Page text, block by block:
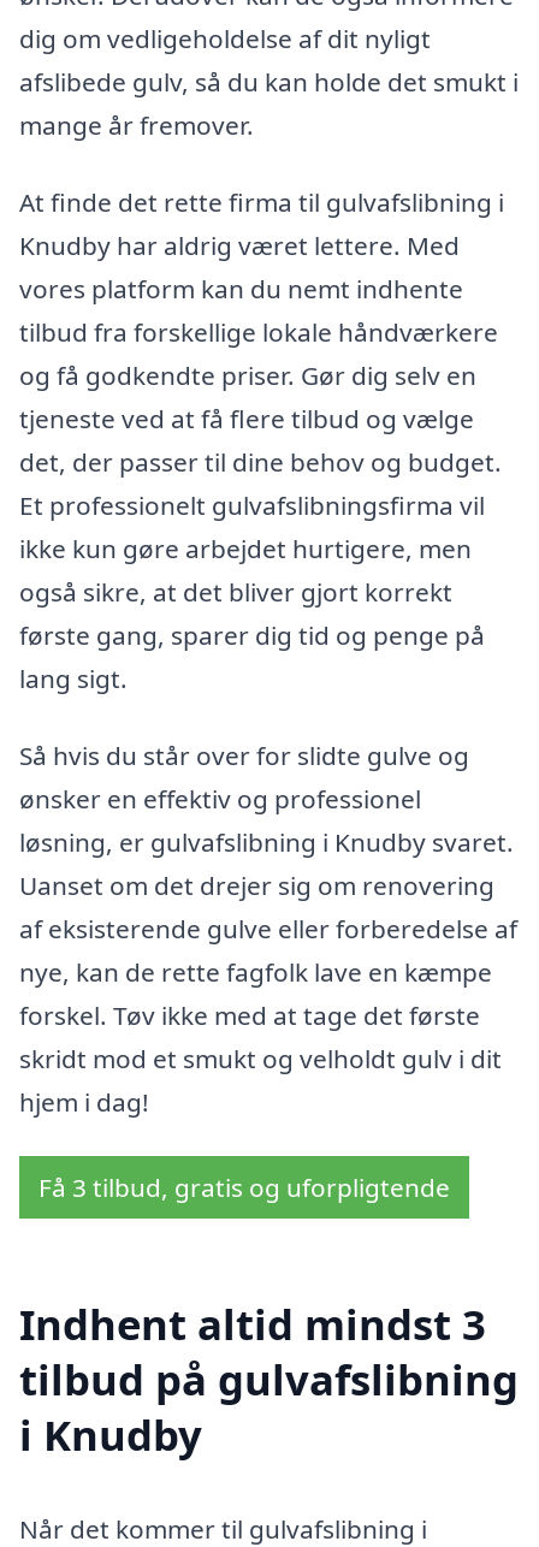
dig om vedligeholdelse af dit nyligt
afslibede gulv, så du kan holde det smukt i
mange år fremover.
At finde det rette firma til gulvafslibning i
Knudby har aldrig været lettere. Med
vores platform kan du nemt indhente
tilbud fra forskellige lokale håndværkere
og få godkendte priser. Gør dig selv en
tjeneste ved at få flere tilbud og vælge
det, der passer til dine behov og budget.
Et professionelt gulvafslibningsfirma vil
ikke kun gøre arbejdet hurtigere, men
også sikre, at det bliver gjort korrekt
første gang, sparer dig tid og penge på
lang sigt.
Så hvis du står over for slidte gulve og
ønsker en effektiv og professionel
løsning, er gulvafslibning i Knudby svaret.
Uanset om det drejer sig om renovering
af eksisterende gulve eller forberedelse af
nye, kan de rette fagfolk lave en kæmpe
forskel. Tøv ikke med at tage det første
skridt mod et smukt og velholdt gulv i dit
hjem i dag!
Få 3 tilbud, gratis og uforpligtende
Indhent altid mindst 3
tilbud på gulvafslibning
i Knudby
Når det kommer til gulvafslibning i